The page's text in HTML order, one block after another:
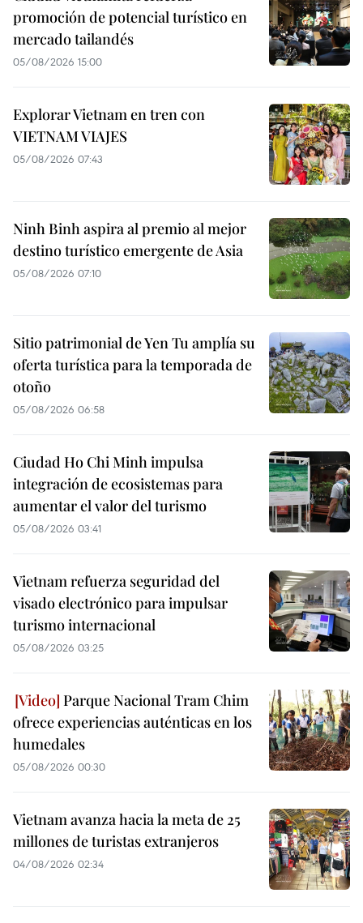
promoción de potencial turístico en
mercado tailandés
05/08/2026 15:00
Explorar Vietnam en tren con
VIETNAM VIAJES
05/08/2026 07:43
Ninh Binh aspira al premio al mejor
destino turístico emergente de Asia
05/08/2026 07:10
Sitio patrimonial de Yen Tu amplía su
oferta turística para la temporada de
otoño
05/08/2026 06:58
Ciudad Ho Chi Minh impulsa
integración de ecosistemas para
aumentar el valor del turismo
05/08/2026 03:41
Vietnam refuerza seguridad del
visado electrónico para impulsar
turismo internacional
05/08/2026 03:25
Parque Nacional Tram Chim
ofrece experiencias auténticas en los
humedales
05/08/2026 00:30
Vietnam avanza hacia la meta de 25
millones de turistas extranjeros
04/08/2026 02:34